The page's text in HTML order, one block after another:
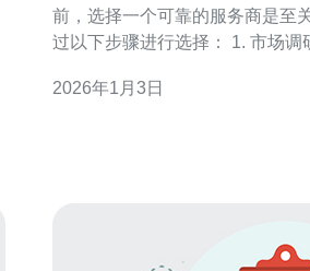
前，选择一个可靠的服务商是至
过以下步骤进行选择： 1. 市场调研：在网上查找台湾地区
务内容对比：对比不同服务商的
2026年1月3日